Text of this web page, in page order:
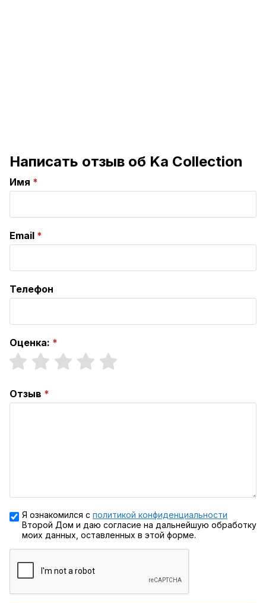
Написать отзыв об Ka Collection
Имя
Email
Телефон
Оценка:
Отзыв
Я ознакомился с политикой конфиденциальности
Второй Дом и даю согласие на дальнейшую обработку
моих данных, оставленных в этой форме.